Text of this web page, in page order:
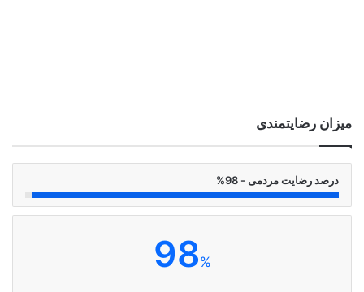
میزان رضایتمندی
درصد رضایت مردمی - 98%
98%